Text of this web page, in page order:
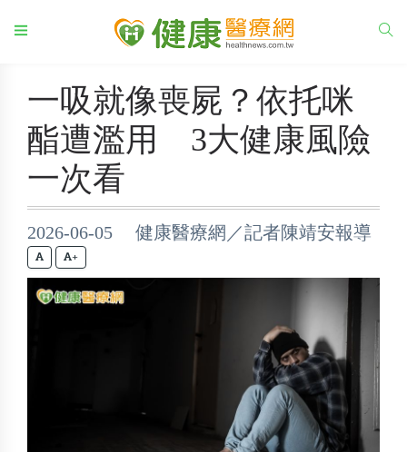
一吸就像喪屍？依托咪
酯遭濫用 3大健康風險
一次看
2026-06-05 健康醫療網／記者陳靖安報導
+